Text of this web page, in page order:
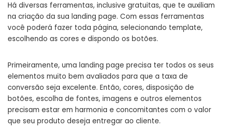
Há diversas ferramentas, inclusive gratuitas, que te auxiliam
na criação da sua landing page. Com essas ferramentas
você poderá fazer toda página, selecionando template,
escolhendo as cores e dispondo os botões.
Primeiramente, uma landing page precisa ter todos os seus
elementos muito bem avaliados para que a taxa de
conversão seja excelente. Então, cores, disposição de
botões, escolha de fontes, imagens e outros elementos
precisam estar em harmonia e concomitantes com o valor
que seu produto deseja entregar ao cliente.